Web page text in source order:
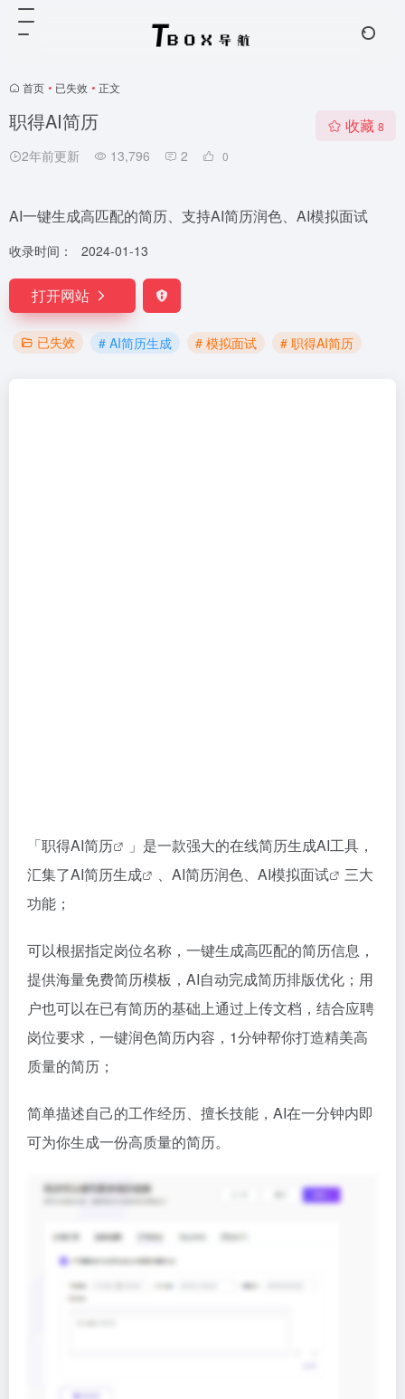
首页 • 已失效 • 正文
职得AI简历
2年前更新 13,796 2 0
收藏 8
AI一键生成高匹配的简历、支持AI简历润色、AI模拟面试
收录时间： 2024-01-13
打开网站
已失效 # AI简历生成 # 模拟面试 # 职得AI简历
「职得AI简历
」是一款强大的在线简历生成AI工具，
汇集了AI简历生成 、AI简历润色、AI模拟面试
三大
功能；
可以根据指定岗位名称，一键生成高匹配的简历信息，
提供海量免费简历模板，AI自动完成简历排版优化；用
户也可以在已有简历的基础上通过上传文档，结合应聘
岗位要求，一键润色简历内容，1分钟帮你打造精美高
质量的简历；
简单描述自己的工作经历、擅长技能，AI在一分钟内即
可为你生成一份高质量的简历。